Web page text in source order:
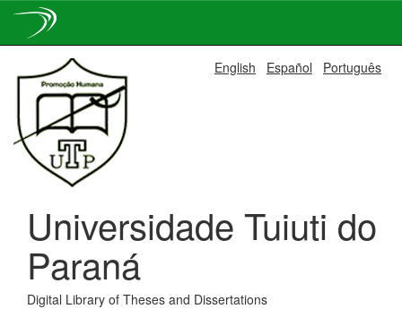
navigation
English Español Português
Universidade Tuiuti do
Paraná
Digital Library of Theses and Dissertations